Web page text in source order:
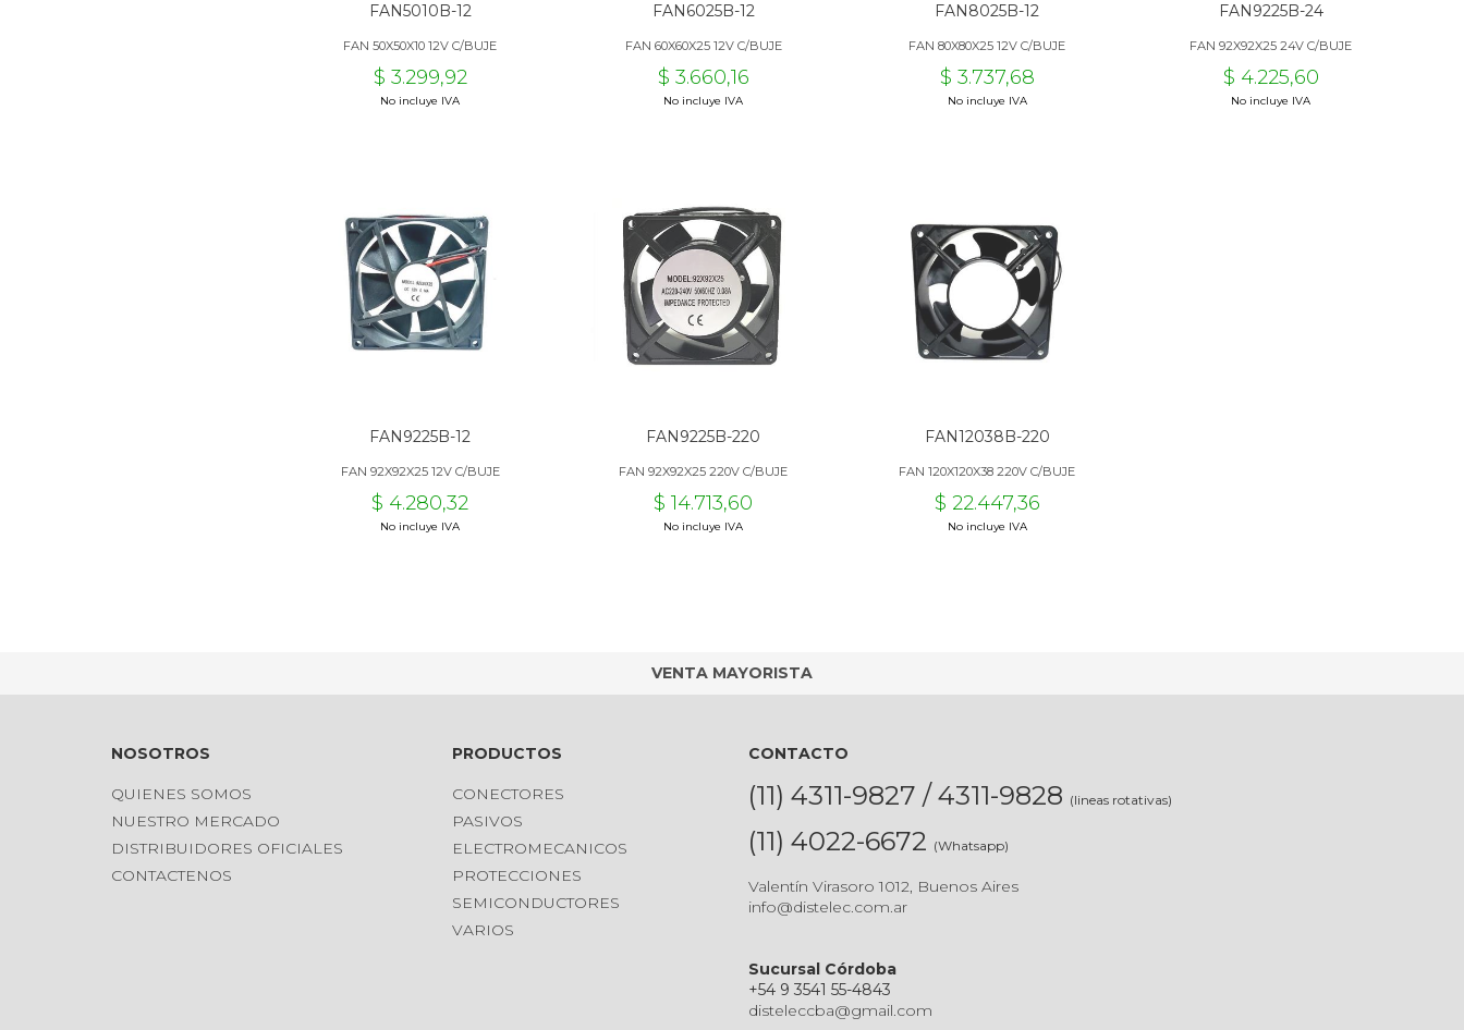
FAN5010B-12
FAN 50X50X10 12V C/BUJE
$ 3.299,92
No incluye IVA
FAN6025B-12
FAN 60X60X25 12V C/BUJE
$ 3.660,16
No incluye IVA
FAN8025B-12
FAN 80X80X25 12V C/BUJE
$ 3.737,68
No incluye IVA
FAN9225B-24
FAN 92X92X25 24V C/BUJE
$ 4.225,60
No incluye IVA
FAN9225B-12
FAN 92X92X25 12V C/BUJE
$ 4.280,32
No incluye IVA
FAN9225B-220
FAN 92X92X25 220V C/BUJE
$ 14.713,60
No incluye IVA
FAN12038B-220
FAN 120X120X38 220V C/BUJE
$ 22.447,36
No incluye IVA
VENTA MAYORISTA
NOSOTROS
QUIENES SOMOS
NUESTRO MERCADO
DISTRIBUIDORES OFICIALES
CONTACTENOS
PRODUCTOS
CONECTORES
PASIVOS
ELECTROMECANICOS
PROTECCIONES
SEMICONDUCTORES
VARIOS
CONTACTO
(11) 4311-9827 / 4311-9828 (lineas rotativas)
(11) 4022-6672 (Whatsapp)
Valentín Virasoro 1012, Buenos Aires
info@distelec.com.ar
Sucursal Córdoba
+54 9 3541 55-4843
disteleccba@gmail.com